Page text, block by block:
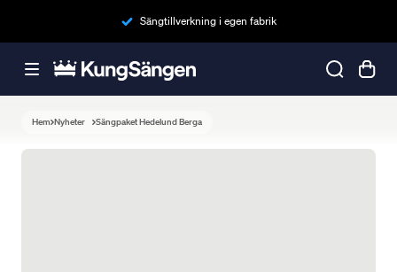
Sängtillverkning i egen fabrik
Hem Nyheter Sängpaket Hedelund Berga